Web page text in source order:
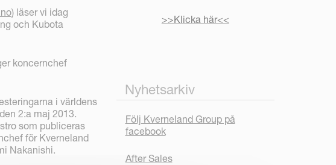
) läser vi idag
och Kubota
koncernchef
i världens
2:a maj 2013.
som publiceras
för Kverneland
Nakanishi.
>>Klicka här<<
Nyhetsarkiv
Följ Kverneland Group på
facebook
After Sales